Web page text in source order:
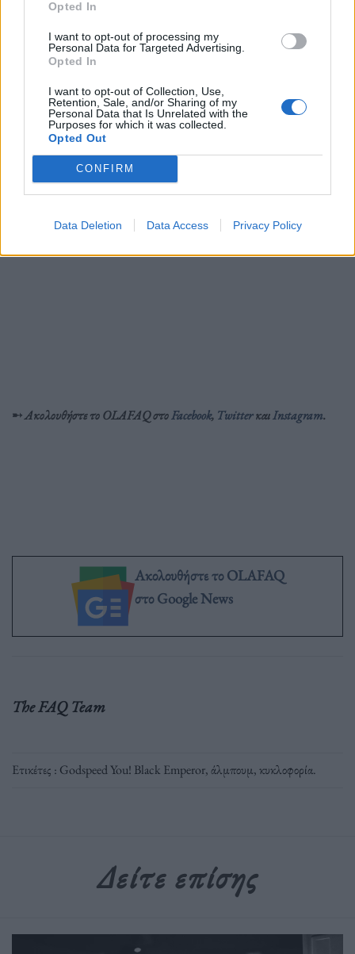
Opted In
I want to opt-out of processing my
Personal Data for Targeted Advertising.
Opted In
I want to opt-out of Collection, Use,
Retention, Sale, and/or Sharing of my
Personal Data that Is Unrelated with the
Purposes for which it was collected.
Opted Out
CONFIRM
Data Deletion Data Access Privacy Policy
Oι Godspeed You! Black Emperor εμφανίζονται
την Παρασκευή 18 Οκτωβρίου στη σκηνή του
Floyd Live Venue για μια υπερβατική βραδιά,
γεμάτη ένταση και συναίσθημα.
➸Ακολουθήστε το OLAFAQ στοFacebook, TwitterκαιInstagram.
Ακολουθήστε το OLAFAQ
στο Google News
The FAQ Team
Ετικέτες : Godspeed You! Black Emperor,άλμπουμ,κυκλοφορία.
Δείτε επίσης